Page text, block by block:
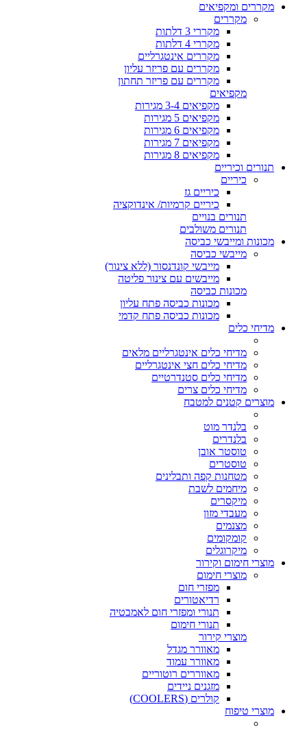
מקררים ומקפיאים
מקררים
מקררי 3 דלתות
מקררי 4 דלתות
מקררים אינטגרליים
מקררים עם פריזר עליון
מקררים עם פריזר תחתון
מקפיאים
מקפיאים 3-4 מגירות
מקפיאים 5 מגירות
מקפיאים 6 מגירות
מקפיאים 7 מגירות
מקפיאים 8 מגירות
תנורים וכיריים
כיריים
כיריים גז
כיריים קרמיות/ אינדוקציה
תנורים בנויים
תנורים משולבים
מכונות ומייבשי כביסה
מייבשי כביסה
מייבשי קונדנסור (ללא צינור)
מייבשים עם צינור פליטה
מכונות כביסה
מכונות כביסה פתח עליון
מכונות כביסה פתח קדמי
מדיחי כלים
מדיחי כלים אינטגרליים מלאים
מדיחי כלים חצי אינטגרליים
מדיחי כלים סטנדרטיים
מדיחי כלים צרים
מוצרים קטנים למטבח
בלנדר מוט
בלנדרים
טוסטר אובן
טוסטרים
מטחנות קפה ותבלינים
מיחמים לשבת
מיקסרים
מעבדי מזון
מצנמים
קומקומים
מיקרוגלים
מוצרי חימום וקירור
מוצרי חימום
מפזרי חום
רדיאטורים
תנורי ומפזרי חום לאמבטיה
תנורי חימום
מוצרי קירור
מאוורר מגדל
מאוורר עמוד
מאווררים רוטוריים
מזגנים ניידים
קולרים (COOLERS)
מוצרי טיפוח